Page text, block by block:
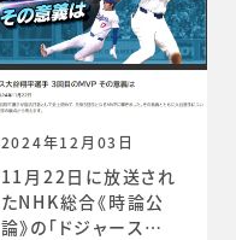
2024年12月03日
11月22日に放送され
たNHK総合《時論公
論》の「ドジャース大